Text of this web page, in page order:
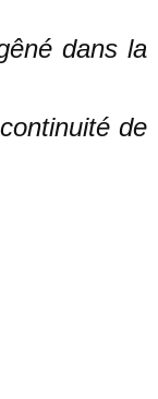
dans la
de